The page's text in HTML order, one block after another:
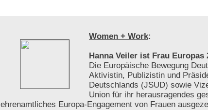
Women + Work:
Hanna Veiler ist Frau Europas
Die Europäische Bewegung
Aktivistin, Publizistin und
Deutschlands (JSUD) sowie
Union für ihr herausragendes
ehrenamtliches Europa-Engagement von Frauen